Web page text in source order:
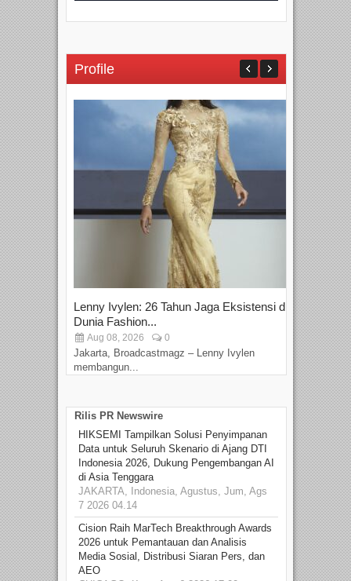
Profile
Lenny Ivylen: 26 Tahun Jaga Eksistensi di
Dunia Fashion...
Aug 08, 2026 0
Jakarta, Broadcastmagz – Lenny Ivylen
membangun...
Rilis PR Newswire
HIKSEMI Tampilkan Solusi Penyimpanan
Data untuk Seluruh Skenario di Ajang DTI
Indonesia 2026, Dukung Pengembangan AI
di Asia Tenggara
JAKARTA, Indonesia, Agustus, Jum, Ags
7 2026 04.14
Cision Raih MarTech Breakthrough Awards
2026 untuk Pemantauan dan Analisis
Media Sosial, Distribusi Siaran Pers, dan
AEO